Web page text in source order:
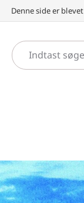
Denne side er